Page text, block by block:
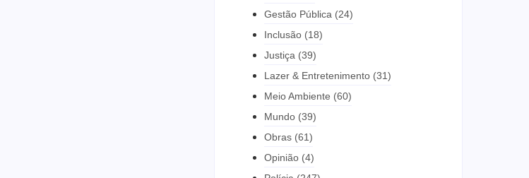
Gestão Pública (24)
Inclusão (18)
Justiça (39)
Lazer & Entretenimento (31)
Meio Ambiente (60)
Mundo (39)
Obras (61)
Opinião (4)